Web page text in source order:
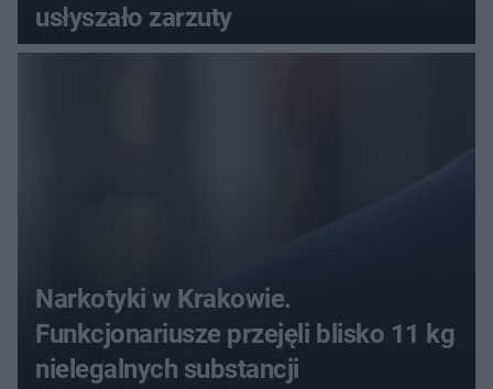
usłyszało zarzuty
Narkotyki w Krakowie.
Funkcjonariusze przejęli blisko 11 kg
nielegalnych substancji